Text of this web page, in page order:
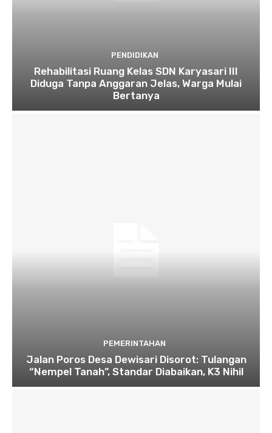
PENDIDIKAN
Rehabilitasi Ruang Kelas SDN Karyasari III
Diduga Tanpa Anggaran Jelas, Warga Mulai
Bertanya
PEMERINTAHAN
Jalan Poros Desa Dewisari Disorot: Tulangan
“Nempel Tanah”, Standar Diabaikan, K3 Nihil